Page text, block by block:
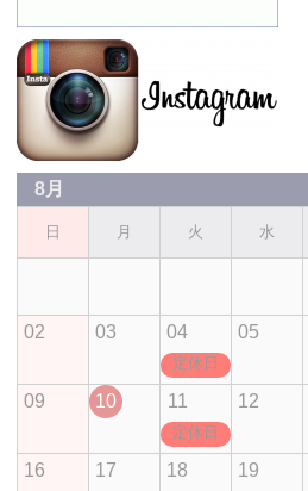
8月
日 月 火 水
02 03 04
定休日
05
09 10 11
定休日
12
16 17 18 19